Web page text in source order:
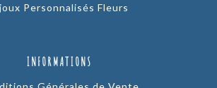
Personnalisés Fleurs
INFORMATIONS